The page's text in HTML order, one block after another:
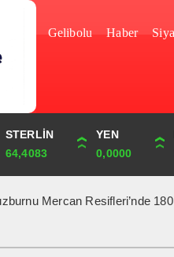
Gelibolu Haber
STERLİN
64,4083
YEN
0,0000
ÇEYREK
10,890,22
44,829,00
Mercan Resifleri’nde 180 Tür